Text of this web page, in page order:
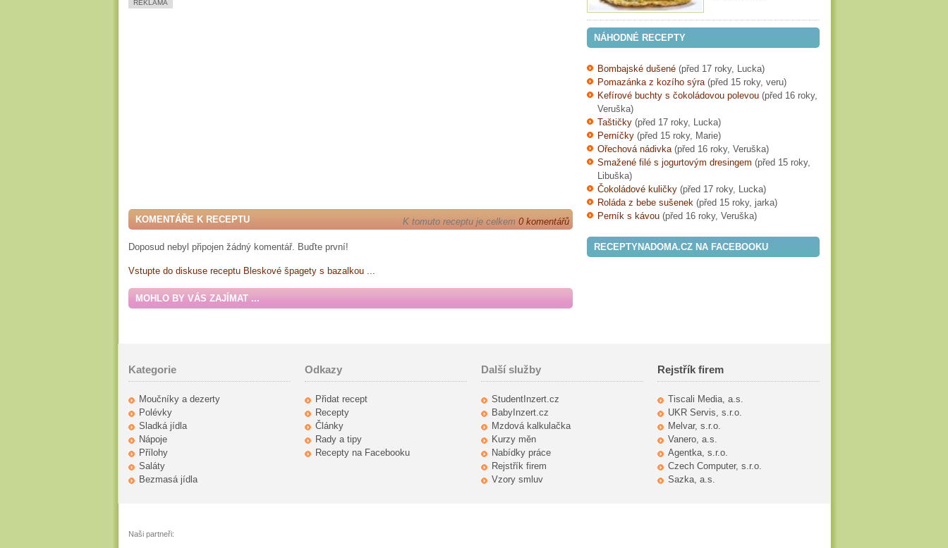
REKLAMA
KOMENTÁŘE K RECEPTU K tomuto receptu je celkem 0 komentářů
Doposud nebyl připojen žádný komentář. Buďte první!
Vstupte do diskuse receptu Bleskové špagety s bazalkou ...
MOHLO BY VÁS ZAJÍMAT ...
NÁHODNÉ RECEPTY
Bombajské dušené (před 17 roky, Lucka)
Pomazánka z kozího sýra(před 15 roky, veru)
Kefírové buchty s čokoládovou polevou (před 16 roky,
Veruška)
Taštičky (před 17 roky, Lucka)
Perníčky (před 15 roky, Marie)
Ořechová nádivka(před 16 roky, Veruška)
Smažené filé s jogurtovým dresingem (před 15 roky,
Libuška)
Čokoládové kuličky (před 17 roky, Lucka)
Roláda z bebe sušenek (před 15 roky, jarka)
Perník s kávou (před 16 roky, Veruška)
RECEPTYNADOMA.CZ NA FACEBOOKU
Kategorie
Moučníky a dezerty
Polévky
Sladká jídla
Nápoje
Přílohy
Saláty
Bezmasá jídla
Odkazy
Přidat recept
Recepty
Články
Rady a tipy
Recepty na Facebooku
Další služby
StudentInzert.cz
BabyInzert.cz
Mzdová kalkulačka
Kurzy měn
Nabídky práce
Rejstřík firem
Vzory smluv
Rejstřík firem
Tiscali Media, a.s.
UKR Servis, s.r.o.
Melvar, s.r.o.
Vanero, a.s.
Agentka, s.r.o.
Czech Computer, s.r.o.
Sazka, a.s.
Naši partneři: